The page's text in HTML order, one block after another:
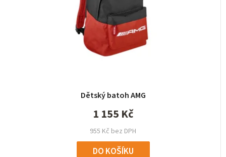
Dětský batoh AMG
955 Kč bez DPH
1 155 Kč
DO KOŠÍKU